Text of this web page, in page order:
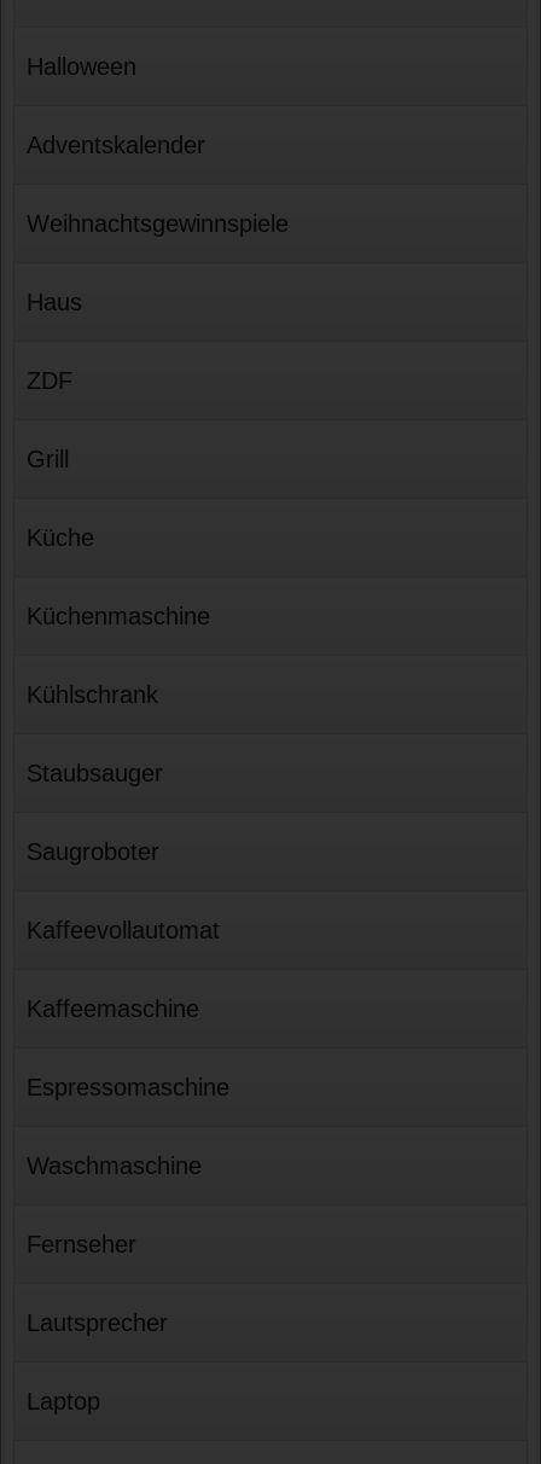
Halloween
Adventskalender
Weihnachtsgewinnspiele
Haus
ZDF
Grill
Küche
Küchenmaschine
Kühlschrank
Staubsauger
Saugroboter
Kaffeevollautomat
Kaffeemaschine
Espressomaschine
Waschmaschine
Fernseher
Lautsprecher
Laptop